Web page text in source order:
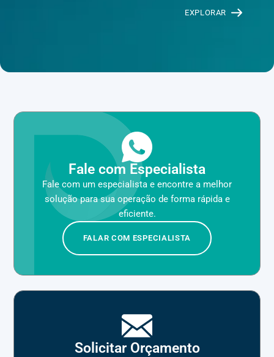
EXPLORAR
Fale com Especialista
Fale com um especialista e encontre a melhor
solução para sua operação de forma rápida e
eficiente.
FALAR COM ESPECIALISTA
Solicitar Orçamento